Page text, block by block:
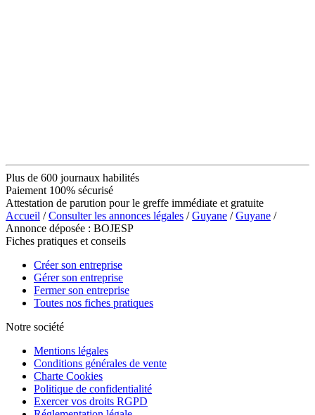
Plus de 600 journaux habilités
Paiement 100% sécurisé
Attestation de parution pour le greffe immédiate et gratuite
Accueil /Consulter les annonces légales /Guyane /Guyane /
Annonce déposée : BOJESP
Fiches pratiques et conseils
Créer son entreprise
Gérer son entreprise
Fermer son entreprise
Toutes nos fiches pratiques
Notre société
Mentions légales
Conditions générales de vente
Charte Cookies
Politique de confidentialité
Exercer vos droits RGPD